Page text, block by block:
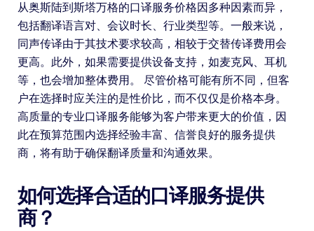
从奥斯陆到斯塔万格的口译服务价格因多种因素而异，
包括翻译语言对、会议时长、行业类型等。一般来说，
同声传译由于其技术要求较高，相较于交替传译费用会
更高。此外，如果需要提供设备支持，如麦克风、耳机
等，也会增加整体费用。 尽管价格可能有所不同，但客
户在选择时应关注的是性价比，而不仅仅是价格本身。
高质量的专业口译服务能够为客户带来更大的价值，因
此在预算范围内选择经验丰富、信誉良好的服务提供
商，将有助于确保翻译质量和沟通效果。
如何选择合适的口译服务提供
商？